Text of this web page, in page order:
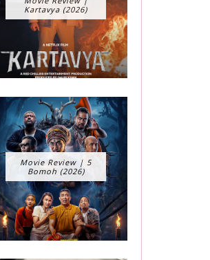
Kartavya (2026)
Movie Review | 5
Bomoh (2026)